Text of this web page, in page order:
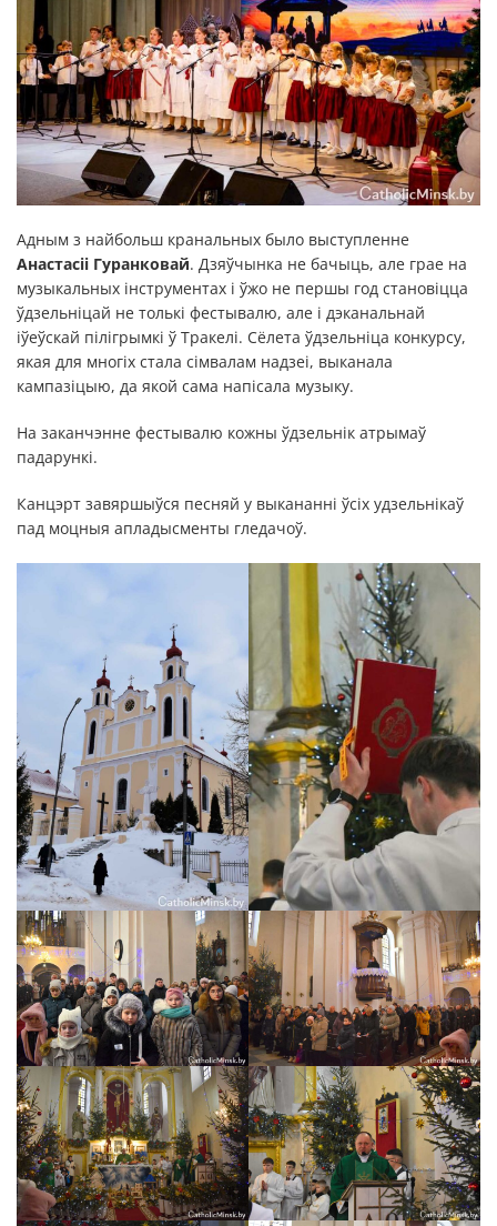
Адным з найбольш кранальных было выступленне
Анастасіі Гуранковай. Дзяўчынка не бачыць, але грае на
музыкальных інструментах і ўжо не першы год становіцца
ўдзельніцай не толькі фестывалю, але і дэканальнай
іўеўскай пілігрымкі ў Тракелі. Сёлета ўдзельніца конкурсу,
якая для многіх стала сімвалам надзеі, выканала
кампазіцыю, да якой сама напісала музыку.
На заканчэнне фестывалю кожны ўдзельнік атрымаў
падарункі.
Канцэрт завяршыўся песняй у выкананні ўсіх удзельнікаў
пад моцныя апладысменты гледачоў.